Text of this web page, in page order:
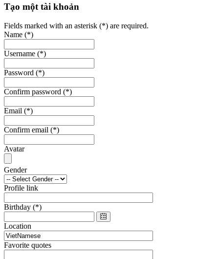
Tạo một tài khoản
Fields marked with an asterisk (*) are required.
Name (*)
Username (*)
Password (*)
Confirm password (*)
Email (*)
Confirm email (*)
Avatar
Gender
Profile link
Birthday (*)
Location
Favorite quotes